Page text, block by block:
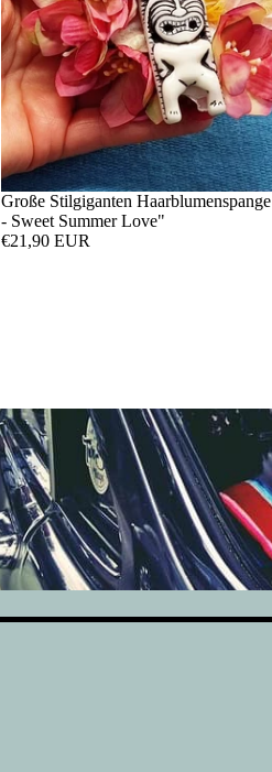
Große Stilgiganten
- Sweet Summer Love"
€21,90 EUR